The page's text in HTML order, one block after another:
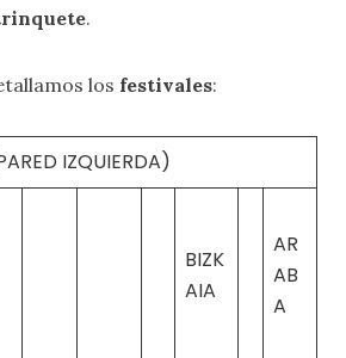
.
los festivales:
IZQUIERDA)
BIZK
AIA
AR
AB
A